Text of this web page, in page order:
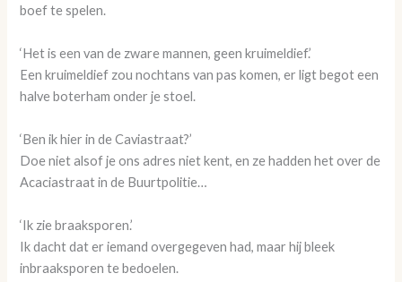
boef te spelen.
‘Het is een van de zware mannen, geen kruimeldief.’
Een kruimeldief zou nochtans van pas komen, er ligt begot een
halve boterham onder je stoel.
‘Ben ik hier in de Caviastraat?’
Doe niet alsof je ons adres niet kent, en ze hadden het over de
Acaciastraat in de Buurtpolitie…
‘Ik zie braaksporen.’
Ik dacht dat er iemand overgegeven had, maar hij bleek
inbraaksporen te bedoelen.